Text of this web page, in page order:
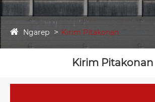
Ngarep Kirim Pitakonan
Kirim Pitakonan